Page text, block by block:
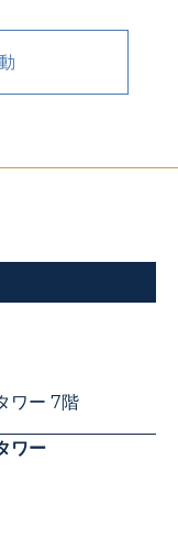
ワー 7階
ワー